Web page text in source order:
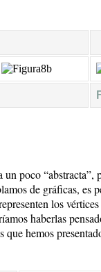
poco “abstracta”,
de gráficas, es
los
haberlas
hemos